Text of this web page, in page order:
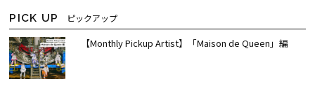
PICK UP ピックアップ
【Monthly Pickup Artist】「Maison de Queen」編